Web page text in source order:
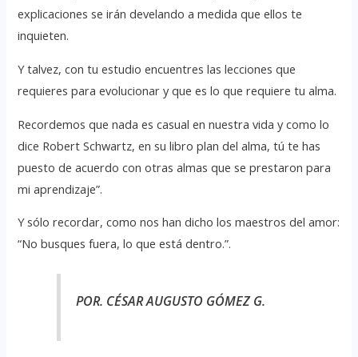
explicaciones se irán develando a medida que ellos te
inquieten.
Y talvez, con tu estudio encuentres las lecciones que
requieres para evolucionar y que es lo que requiere tu alma.
Recordemos que nada es casual en nuestra vida y como lo
dice Robert Schwartz, en su libro plan del alma, tú te has
puesto de acuerdo con otras almas que se prestaron para
mi aprendizaje”.
Y sólo recordar, como nos han dicho los maestros del amor:
“No busques fuera, lo que está dentro.”.
POR. CÉSAR AUGUSTO GÓMEZ G.